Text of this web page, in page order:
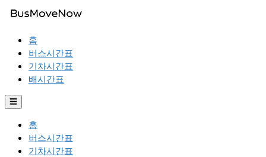
홈
버스시간표
기차시간표
배시간표
☰
홈
버스시간표
기차시간표